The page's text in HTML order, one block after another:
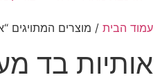
עמוד הבית / מוצרים המתויגים
אותיות בד